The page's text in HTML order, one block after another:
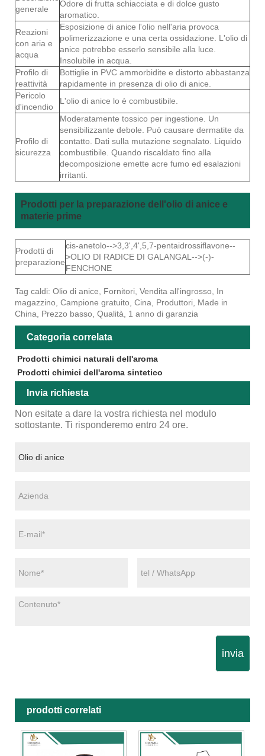
generale
Odore di frutta schiacciata e di dolce gusto
aromatico.
Reazioni
con aria e
acqua
Esposizione di anice l'olio nell'aria provoca
polimerizzazione e una certa ossidazione. L'olio di
anice potrebbe esserlo sensibile alla luce.
Insolubile in acqua.
Profilo di
reattività
Bottiglie in PVC ammorbidite e distorto abbastanza
rapidamente in presenza di olio di anice.
Pericolo
d'incendio
L'olio di anice lo è combustibile.
Profilo di
sicurezza
Moderatamente tossico per ingestione. Un
sensibilizzante debole. Può causare dermatite da
contatto. Dati sulla mutazione segnalato. Liquido
combustibile. Quando riscaldato fino alla
decomposizione emette acre fumo ed esalazioni
irritanti.
Prodotti per la preparazione dell'olio di anice e
materie prime
Prodotti di
preparazione
cis-anetolo-->3,3',4',5,7-pentaidrossiflavone--
>OLIO DI RADICE DI GALANGAL-->(-)-
FENCHONE
Tag caldi: Olio di anice, Fornitori, Vendita all'ingrosso, In
magazzino, Campione gratuito, Cina, Produttori, Made in
China, Prezzo basso, Qualità, 1 anno di garanzia
Categoria correlata
Prodotti chimici naturali dell'aroma
Prodotti chimici dell'aroma sintetico
Invia richiesta
Non esitate a dare la vostra richiesta nel modulo
sottostante. Ti risponderemo entro 24 ore.
invia
prodotti correlati